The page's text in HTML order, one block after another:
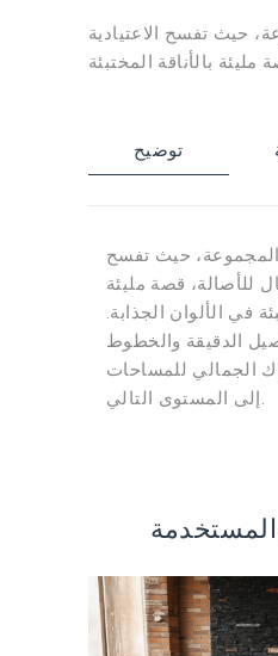
حيث تفسح الاعتيادية
بالأناقة المختبئة
توضيح
حيث تفسح
للأصالة، قصة مليئة
في الألوان الجذابة.
الدقيقة والخطوط
الجمالي للمساحات
إلى المستوى التالي.